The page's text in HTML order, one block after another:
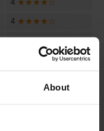
About
4 ★★★★☆
4 ★★★★☆
4★★★★☆